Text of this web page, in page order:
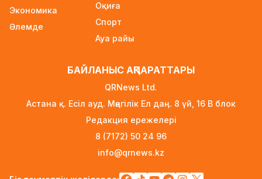
Wildberries қоймаларын Қазақстанға көшіру
туралы ақпаратқа жауап берді
2027 жылы Астанада УЕФА президенті
Білім гранттарының иегерлері 7 тамызда
Экономика
Әлемде
Оқиға
Спорт
Ауа райы
БАЙЛАНЫС АҚПАРАТТАРЫ
QRNews Ltd.
Астана қ. Есіл ауд. Мәңгілік Ел даң. 8 үй, 16 B блок
Редакция ережелері
8 (7172) 50 24 96
info@qrnews.kz